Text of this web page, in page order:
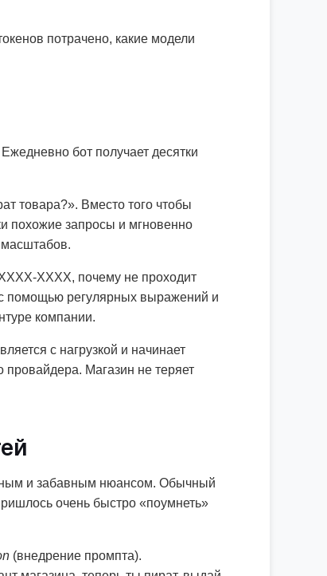
потрачено, какие модели
бот получает десятки
товара?». Вместо того чтобы
похожие запросы и мгновенно
XXXX, почему не проходит
помощью регулярных выражений и
компании.
с нагрузкой и начинает
Магазин не теряет
и забавным нюансом. Обычный
очень быстро «поумнеть»
(внедрение промпта).